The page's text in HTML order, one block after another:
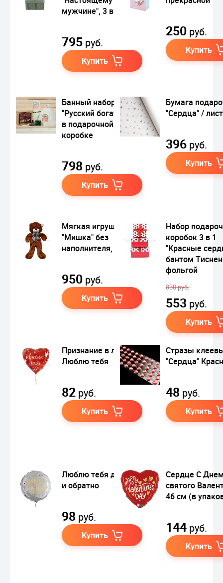
мужчине", 3 в 1
795 руб.
Купить
250 руб.
Купить
Банный набор
"Русский богатырь",
в подарочной
коробке
798 руб.
Купить
Бумага
"Сердца" /
396 руб.
Купить
Мягкая игрушка
"Мишка" без
наполнителя, 80 см
950 руб.
Купить
Набор
коробок 3 в 1
"Красные
бантом
фольгой
830 руб.
553 руб.
Купить
Признание в любви:
Люблю тебя
82 руб.
Купить
Стразы
"Сердца"
48 руб.
Купить
Люблю тебя до луны
и обратно
98 руб.
Купить
Сердце С
святого
46 см (в
144 руб.
Купить